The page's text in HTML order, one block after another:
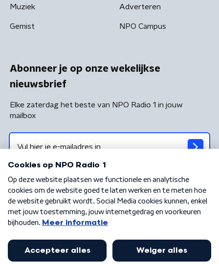
Muziek
Gemist
Adverteren
NPO Campus
Abonneer je op onze wekelijkse
nieuwsbrief
Elke zaterdag het beste van NPO Radio 1 in jouw
mailbox
Algemene voorwaarden